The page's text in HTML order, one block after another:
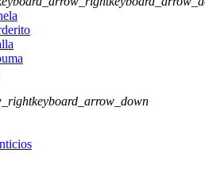
keyboard_arrow_down